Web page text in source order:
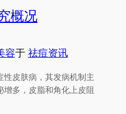
概况
容于 祛痘资讯
性皮肤病，其发病机制主
多，皮脂和角化上皮阻